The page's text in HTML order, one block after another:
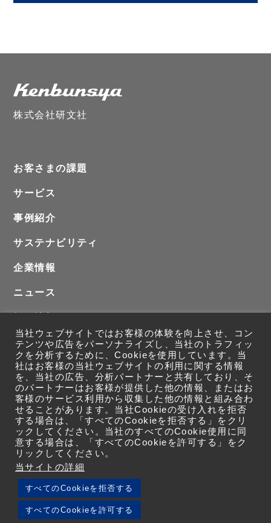
株式会社研文社
お客さまの課題
サービス
事例紹介
サステナビリティ
企業情報
ニュース
お問い合わせ
サイト利用規約
個人情報保護方針
サイトマップ
当社ウェブサイトではお客様の体験を向上させ、コン
テンツや広告をパーソナライズし、当社のトラフィッ
クを分析するために、Cookieを使用しています。当
社はお客様の当社ウェブサイトの利用に関する情報
を、当社の広告、分析パートナーと共有しており、そ
のパートナーはお客様が提供した他の情報、またはお
客様のサービス利用から収集した他の情報と組み合わ
せることがあります。当社Cookieの受け入れを拒否
する場合は、「すべてのCookieを拒否する」をクリ
ックしてください。当社のすべてのCookie使用に同
意する場合は、「すべてのCookieを許可する」をク
リックしてください。
当サイトの詳細
すべてのCookieを拒否する
すべてのCookieを許可する